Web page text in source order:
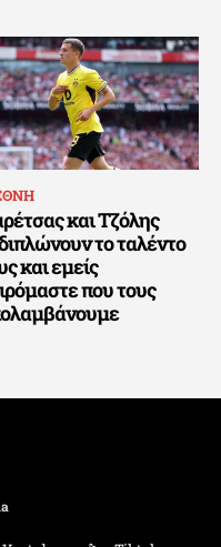
και Τζόλης
το ταλέντο
και εμείς
που τους